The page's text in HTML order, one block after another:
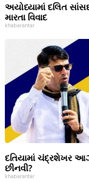
અયોધ્યામાં દલિત
મારતા વિવાદ
khabarantar
દતિયામાં ચંદ્રશેખર
છીનવી?
khabarantar